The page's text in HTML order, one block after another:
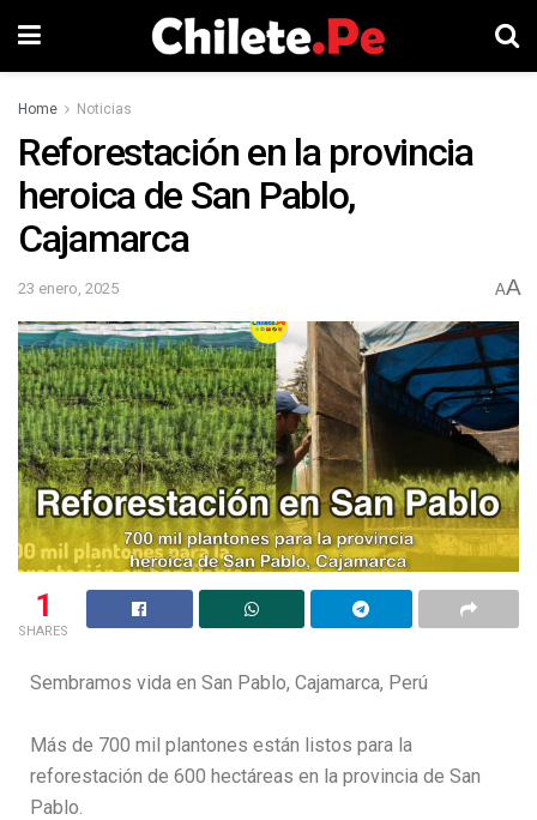
Home Noticias
Reforestación en la provincia
heroica de San Pablo,
Cajamarca
23 enero, 2025 AA
1
SHARES
Sembramos vida en San Pablo, Cajamarca, Perú
Más de 700 mil plantones están listos para la
reforestación de 600 hectáreas en la provincia de San
Pablo.